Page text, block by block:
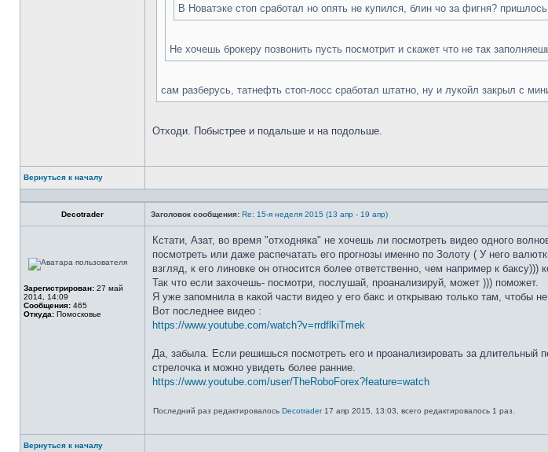
В Новатэке стоп сработал но опять не купился, блин чо за фигня?
Не хочешь брокеру позвонить пусть посмотрит и скажет что не так
сам разберусь, татнефть стоп-лосс сработал штатно, ну и лукойл закрыл с
Отходи. Побыстрее и подальше и на подольше.
Вернуться к началу
Профиль
Decotrader Заголовок сообщения: Re: 15-я неделя 2015 (13 апр - 19 апр)
в
Зарегистрирован: 27 май
2014, 14:09
Сообщения: 465
Откуда: Помосковье
Кстати, Азат, во время "отходняка" не хочешь ли посмотреть видео одного
посмотреть или даже распечатать его прогнозы именно по Золоту ( У него
взгляд, к его линовке он относится более ответственно, чем например к баксу)))
Так что если захочешь- посмотри, послушай, проанализируй, может ))) поможет.
Я уже запомнила в какой части видео у его бакс и открываю только там, чтобы
Вот последнее видео :
https://www.youtube.com/watch?v=rrdflkiTmek
Да, забыла. Если решишься посмотреть его и проанализировать за длительный
стрелочка и можно увидеть более ранние.
https://www.youtube.com/user/TheRoboForex?feature=watch
Последний раз редактировалось Decotrader17 апр 2015, 13:03, всего редактировалось 1 раз.
Вернуться к началу